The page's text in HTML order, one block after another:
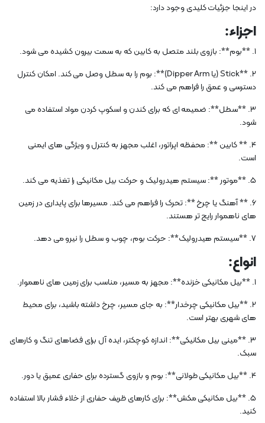
در اینجا جزئیات کلیدی وجود دارد:
اجزاء:
1. **بوم**: بازوی بلند متصل به کابین که به سمت بیرون کشیده می شود.
2. **Stick (یا Dipper Arm)**: بوم را به سطل وصل می کند. امکان کنترل
دسترسی و عمق را فراهم می کند.
3. **سطل**: ضمیمه ای که برای کندن و اسکوپ کردن مواد استفاده می
شود.
4. ** کابین **: محفظه اپراتور، اغلب مجهز به کنترل و ویژگی های ایمنی
است.
5. **موتور **: سیستم هیدرولیک و حرکت بیل مکانیکی را تغذیه می کند.
6. ** آهنگ یا چرخ **: تحرک را فراهم می کند. مسیرها برای پایداری در زمین
های ناهموار رایج تر هستند.
7. **سیستم هیدرولیک**: حرکت بوم، چوب و سطل را نیرو می دهد.
انواع:
1. **بیل مکانیکی خزنده**: مجهز به مسیر، مناسب برای زمین های ناهموار.
2. **بیل مکانیکی چرخدار**: به جای مسیر، چرخ داشته باشید، برای محیط
های شهری بهتر است.
3. **مینی بیل مکانیکی**: اندازه کوچکتر، ایده آل برای فضاهای تنگ و کارهای
سبک.
4. **بیل مکانیکی طولانی**: بوم و بازوی گسترده برای حفاری عمیق یا دور.
5. **بیل مکانیکی مکش**: برای کارهای ظریف حفاری از خلاء فشار بالا استفاده
کنید.